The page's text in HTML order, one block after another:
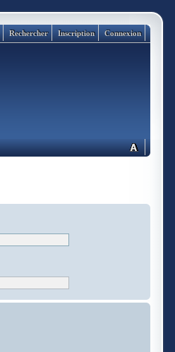
Connexion
Inscription
Rechercher